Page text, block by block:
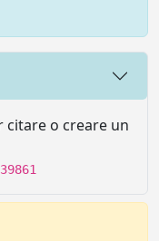
citare o creare un